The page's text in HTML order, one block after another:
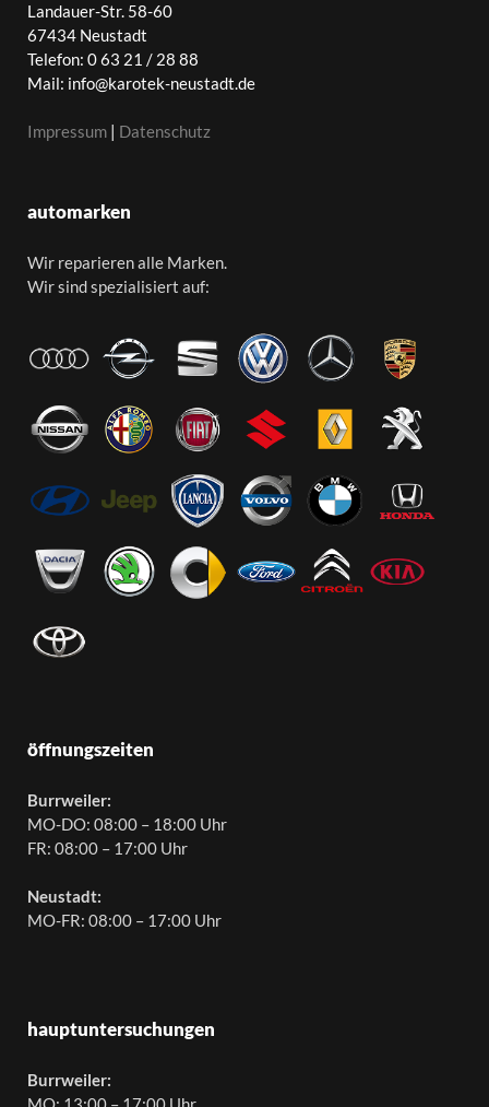
Landauer-Str. 58-60
67434 Neustadt
Telefon: 0 63 21 / 28 88
Mail: info@karotek-neustadt.de
Impressum | Datenschutz
automarken
Wir reparieren alle Marken.
Wir sind spezialisiert auf:
öffnungszeiten
Burrweiler:
MO-DO: 08:00 – 18:00 Uhr
FR: 08:00 – 17:00 Uhr
Neustadt:
MO-FR: 08:00 – 17:00 Uhr
hauptuntersuchungen
Burrweiler: